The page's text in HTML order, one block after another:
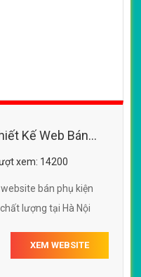
Kế Web Bán
đẹp SEO tốt
xem: 14200
bán phụ kiện
lượng tại Hà Nội
XEM WEBSITE